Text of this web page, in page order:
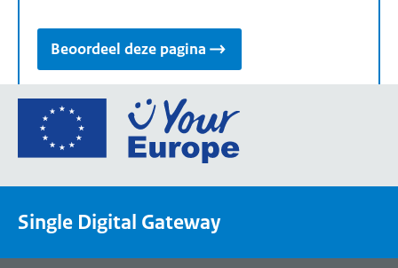
Beoordeel deze pagina
Ga
de
een
Single Digital Gateway